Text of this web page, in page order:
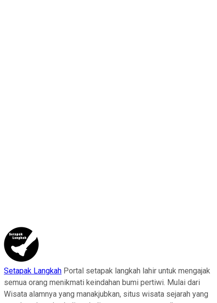
Setapak Langkah Portal setapak langkah lahir untuk mengajak
semua orang menikmati keindahan bumi pertiwi. Mulai dari
Wisata alamnya yang manakjubkan, situs wisata sejarah yang